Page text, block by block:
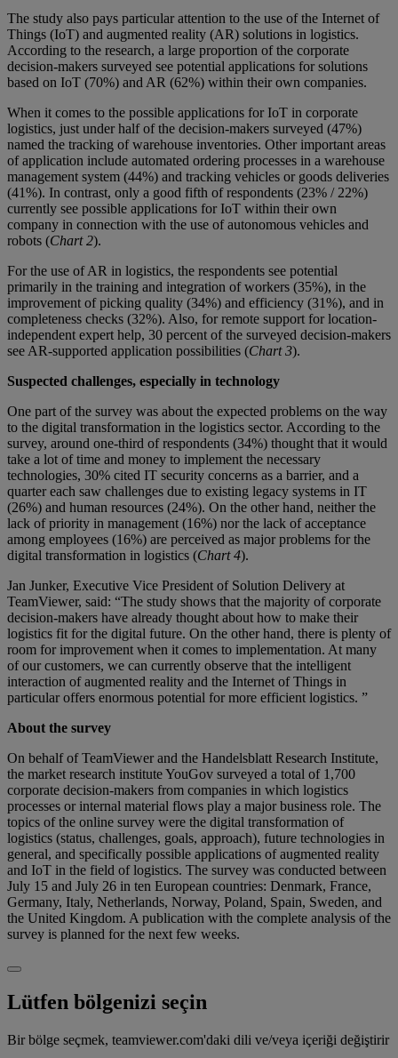
The study also pays particular attention to the use of the Internet of
Things (IoT) and augmented reality (AR) solutions in logistics.
According to the research, a large proportion of the corporate
decision-makers surveyed see potential applications for solutions
based on IoT (70%) and AR (62%) within their own companies.
When it comes to the possible applications for IoT in corporate
logistics, just under half of the decision-makers surveyed (47%)
named the tracking of warehouse inventories. Other important areas
of application include automated ordering processes in a warehouse
management system (44%) and tracking vehicles or goods deliveries
(41%). In contrast, only a good fifth of respondents (23% / 22%)
currently see possible applications for IoT within their own
company in connection with the use of autonomous vehicles and
robots (Chart 2).
For the use of AR in logistics, the respondents see potential
primarily in the training and integration of workers (35%), in the
improvement of picking quality (34%) and efficiency (31%), and in
completeness checks (32%). Also, for remote support for location-
independent expert help, 30 percent of the surveyed decision-makers
see AR-supported application possibilities (Chart 3).
Suspected challenges, especially in technology
One part of the survey was about the expected problems on the way
to the digital transformation in the logistics sector. According to the
survey, around one-third of respondents (34%) thought that it would
take a lot of time and money to implement the necessary
technologies, 30% cited IT security concerns as a barrier, and a
quarter each saw challenges due to existing legacy systems in IT
(26%) and human resources (24%). On the other hand, neither the
lack of priority in management (16%) nor the lack of acceptance
among employees (16%) are perceived as major problems for the
digital transformation in logistics (Chart 4).
Jan Junker, Executive Vice President of Solution Delivery at
TeamViewer, said: “The study shows that the majority of corporate
decision-makers have already thought about how to make their
logistics fit for the digital future. On the other hand, there is plenty of
room for improvement when it comes to implementation. At many
of our customers, we can currently observe that the intelligent
interaction of augmented reality and the Internet of Things in
particular offers enormous potential for more efficient logistics. ”
About the survey
On behalf of TeamViewer and the Handelsblatt Research Institute,
the market research institute YouGov surveyed a total of 1,700
corporate decision-makers from companies in which logistics
processes or internal material flows play a major business role. The
topics of the online survey were the digital transformation of
logistics (status, challenges, goals, approach), future technologies in
general, and specifically possible applications of augmented reality
and IoT in the field of logistics. The survey was conducted between
July 15 and July 26 in ten European countries: Denmark, France,
Germany, Italy, Netherlands, Norway, Poland, Spain, Sweden, and
the United Kingdom. A publication with the complete analysis of the
survey is planned for the next few weeks.
Lütfen bölgenizi seçin
Bir bölge seçmek, teamviewer.com'daki dili ve/veya içeriği değiştirir